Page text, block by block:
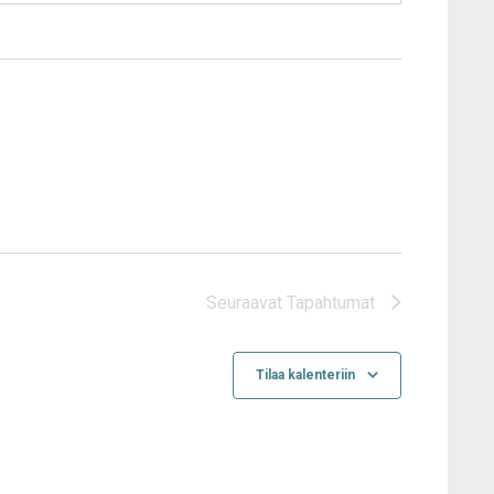
Seuraavat Tapahtumat
Tilaa kalenteriin